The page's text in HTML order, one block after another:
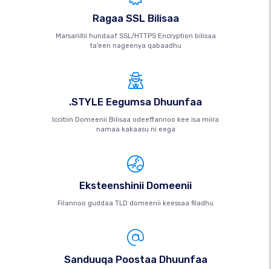
Ragaa SSL Bilisaa
Marsariitii hundaaf SSL/HTTPS Encryption bilisaa
ta'een nageenya qabaadhu
.STYLE Eegumsa Dhuunfaa
Iccitiin Domeenii Bilisaa odeeffannoo kee isa miira
namaa kakaasu ni eega
Eksteenshinii Domeenii
Filannoo guddaa TLD domeenii keessaa filadhu
Sanduuqa Poostaa Dhuunfaa